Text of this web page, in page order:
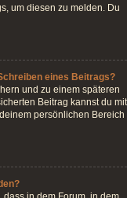
um diesen zu melden. Du
eines Beitrags?
und zu einem späteren
Beitrag kannst du mit
persönlichen Bereich